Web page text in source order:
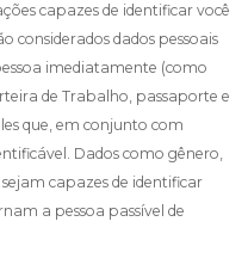
capazes de identificar você
considerados dados pessoais
imediatamente (como
de Trabalho, passaporte e
que, em conjunto com
Dados como gênero,
capazes de identificar
a pessoa passível de